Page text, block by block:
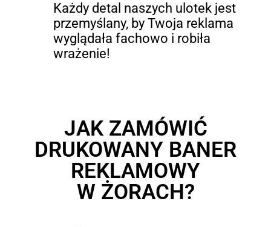
Każdy detal naszych ulotek jest
przemyślany, by Twoja reklama
wyglądała fachowo i robiła
wrażenie!
JAK ZAMÓWIĆ
DRUKOWANY BANER
REKLAMOWY
W ŻORACH?